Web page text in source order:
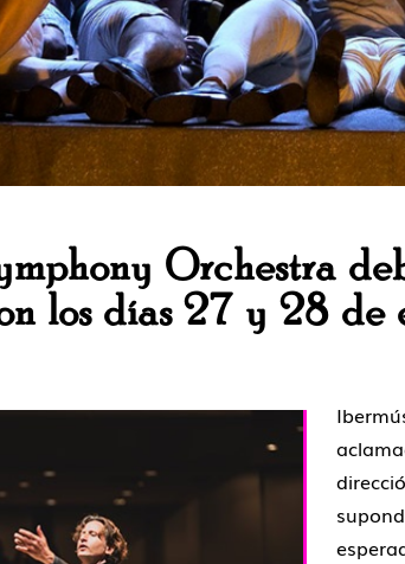
Orchestra
los días 27 y 28 de